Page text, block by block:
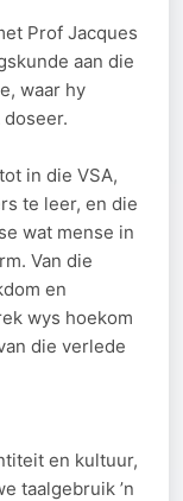
Prof Jacques
aan die
waar hy
in die VSA,
te leer, en die
wat mense in
Van die
en
wys hoekom
die verlede
en kultuur,
taalgebruik ’n